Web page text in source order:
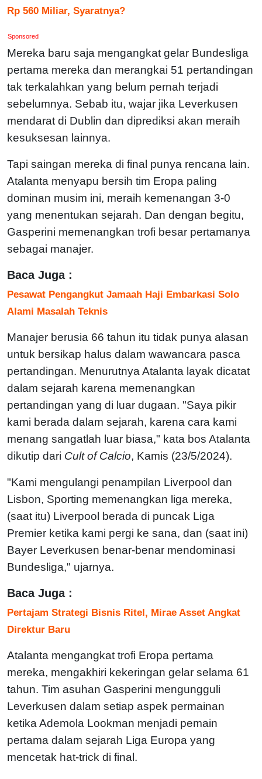
Rp 560 Miliar, Syaratnya?
Sponsored
Mereka baru saja mengangkat gelar Bundesliga
pertama mereka dan merangkai 51 pertandingan
tak terkalahkan yang belum pernah terjadi
sebelumnya. Sebab itu, wajar jika Leverkusen
mendarat di Dublin dan diprediksi akan meraih
kesuksesan lainnya.
Tapi saingan mereka di final punya rencana lain.
Atalanta menyapu bersih tim Eropa paling
dominan musim ini, meraih kemenangan 3-0
yang menentukan sejarah. Dan dengan begitu,
Gasperini memenangkan trofi besar pertamanya
sebagai manajer.
Baca Juga :
Pesawat Pengangkut Jamaah Haji Embarkasi Solo
Alami Masalah Teknis
Manajer berusia 66 tahun itu tidak punya alasan
untuk bersikap halus dalam wawancara pasca
pertandingan. Menurutnya Atalanta layak dicatat
dalam sejarah karena memenangkan
pertandingan yang di luar dugaan. "Saya pikir
kami berada dalam sejarah, karena cara kami
menang sangatlah luar biasa," kata bos Atalanta
dikutip dari Cult of Calcio, Kamis (23/5/2024).
"Kami mengulangi penampilan Liverpool dan
Lisbon, Sporting memenangkan liga mereka,
(saat itu) Liverpool berada di puncak Liga
Premier ketika kami pergi ke sana, dan (saat ini)
Bayer Leverkusen benar-benar mendominasi
Bundesliga," ujarnya.
Baca Juga :
Pertajam Strategi Bisnis Ritel, Mirae Asset Angkat
Direktur Baru
Atalanta mengangkat trofi Eropa pertama
mereka, mengakhiri kekeringan gelar selama 61
tahun. Tim asuhan Gasperini mengungguli
Leverkusen dalam setiap aspek permainan
ketika Ademola Lookman menjadi pemain
pertama dalam sejarah Liga Europa yang
mencetak hat-trick di final.